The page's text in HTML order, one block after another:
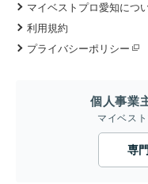
マイベストプロ愛知につ
利用規約
プライバシーポリシー
個人事業
マイベス
専